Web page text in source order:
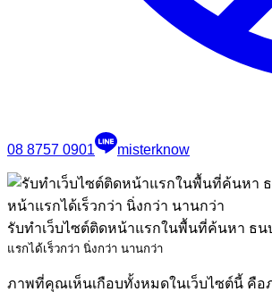
08 8757 0901 misterknow
รับทำเว็บไซต์ติดหน้าแรกในพื้นที่ค้นหา ธน
แรกได้เร็วกว่า นิ่งกว่า นานกว่า
ภาพที่คุณเห็นเกือบทั้งหมดในเว็บไซต์นี้ คือ